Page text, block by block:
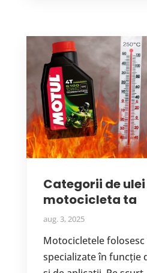
Categorii de
motocicleta ta
aug. 3, 2025
Motocicletele
specializate în funcție